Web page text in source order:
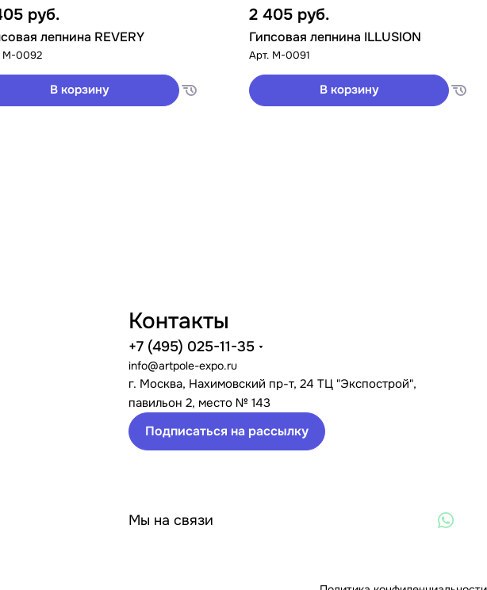
руб.
лепнина REVERY
M-0092
В корзину
2 405 руб.
Гипсовая лепнина ILLUSION
Арт. M-0091
В корзину
Контакты
+7 (495) 025-11-35
info@artpole-expo.ru
г. Москва, Нахимовский пр-т, 24 ТЦ "Экспострой",
павильон 2, место № 143
Подписаться на рассылку
Мы на связи